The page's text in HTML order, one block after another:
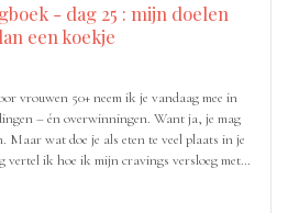
- dag 25 : mijn doelen
een koekje
vrouwen 50+ neem ik je vandaag mee in
– én overwinningen. Want ja, je mag
Maar wat doe je als eten te veel plaats in je
vertel ik hoe ik mijn cravings versloeg met